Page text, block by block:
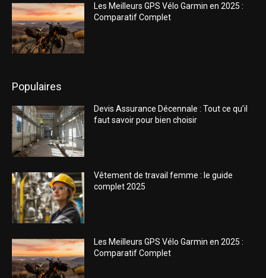
Les Meilleurs GPS Vélo Garmin en 2025 :
Comparatif Complet
Populaires
Devis Assurance Décennale : Tout ce qu’il
faut savoir pour bien choisir
Vêtement de travail femme : le guide
complet 2025
Les Meilleurs GPS Vélo Garmin en 2025 :
Comparatif Complet